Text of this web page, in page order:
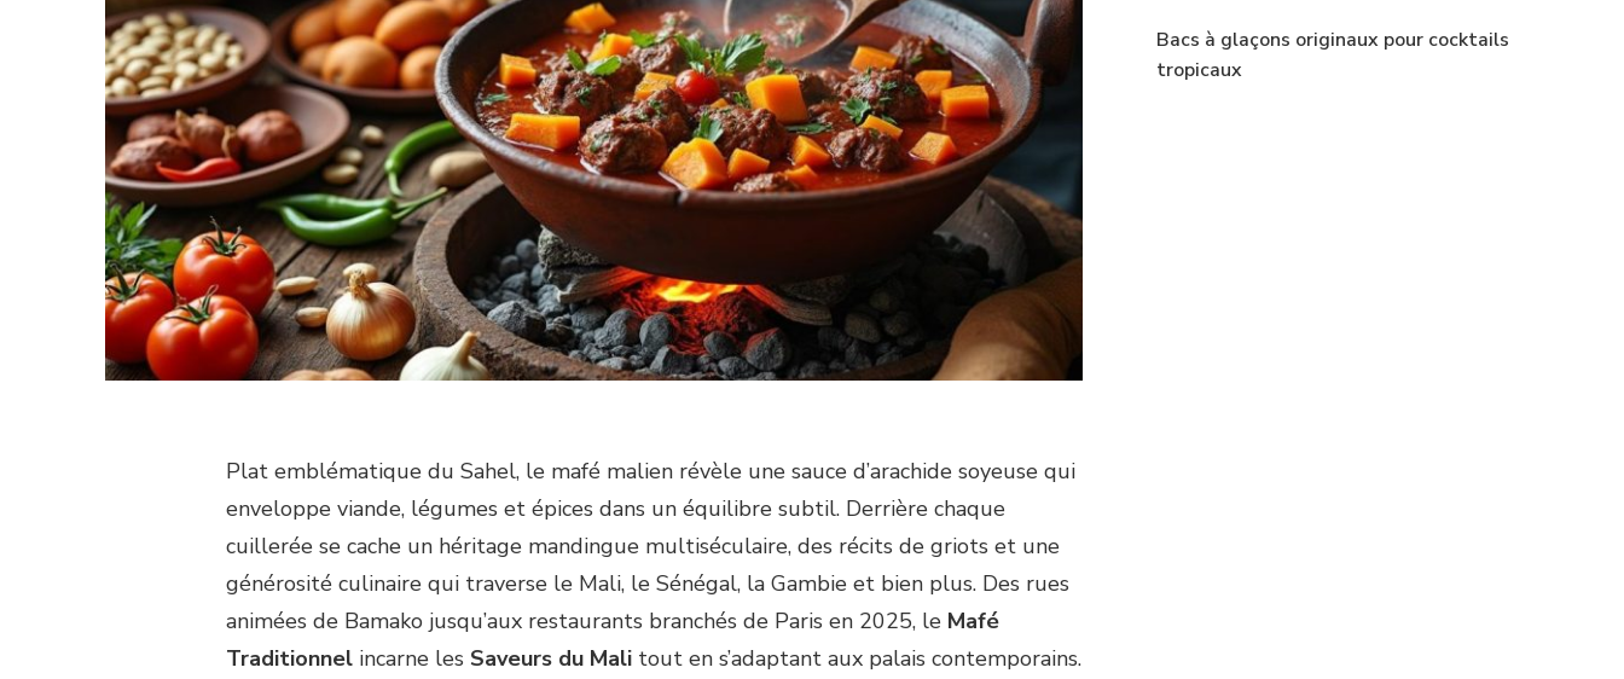
Plat emblématique du Sahel, le mafé malien révèle une sauce d’arachide soyeuse qui
enveloppe viande, légumes et épices dans un équilibre subtil. Derrière chaque
cuillerée se cache un héritage mandingue multiséculaire, des récits de griots et une
générosité culinaire qui traverse le Mali, le Sénégal, la Gambie et bien plus. Des rues
animées de Bamako jusqu’aux restaurants branchés de Paris en 2025, le Mafé
Traditionnel incarne les Saveurs du Mali tout en s’adaptant aux palais contemporains.
Bacs à glaçons originaux pour cocktails
tropicaux